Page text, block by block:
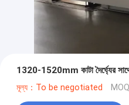
1320-1520mm কাটা দৈর্ঘ্যের সাথে
মূল্য：To be negotiated